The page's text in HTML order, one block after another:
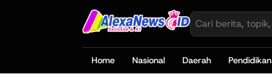
Home Nasional Daerah Pendidikan